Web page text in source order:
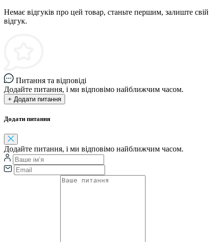
Немає відгуків про цей товар, станьте першим, залиште свій
відгук.
Питання та відповіді
Додайте питання, і ми відповімо найближчим часом.
+ Додати питання
Додати питання
Додайте питання, і ми відповімо найближчим часом.